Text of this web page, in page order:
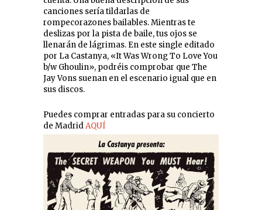
canciones sería tildarlas de
rompecorazones bailables. Mientras te
deslizas por la pista de baile, tus ojos se
llenarán de lágrimas. En este single editado
por La Castanya, «It Was Wrong To Love You
b/w Ghoulin», podréis comprobar que The
Jay Vons suenan en el escenario igual que en
sus discos.
Puedes comprar entradas para su concierto
de MadridAQUÍ